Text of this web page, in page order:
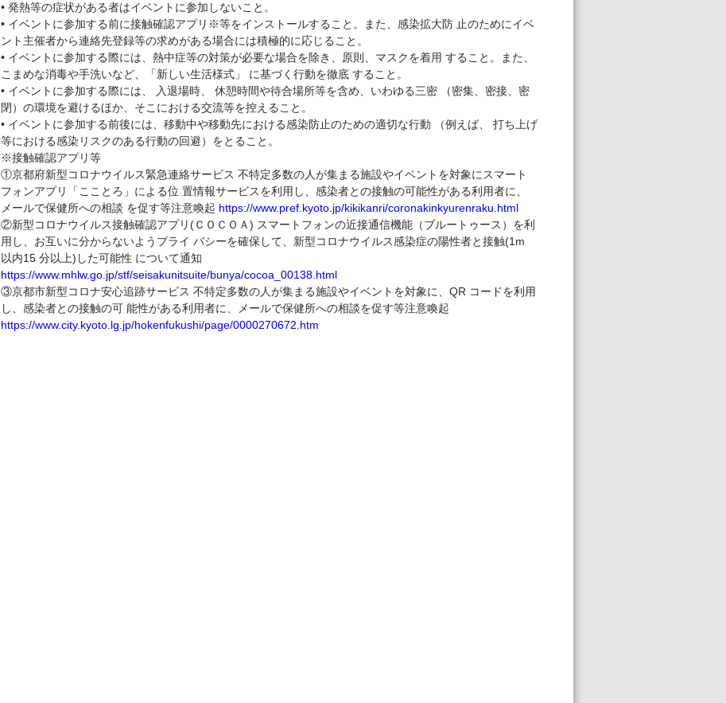
• 発熱等の症状がある者はイベントに参加しないこと。
• イベントに参加する前に接触確認アプリ※等をインストールすること。また、感染拡大防 止のためにイベ
ント主催者から連絡先登録等の求めがある場合には積極的に応じること。
• イベントに参加する際には、熱中症等の対策が必要な場合を除き、原則、マスクを着用 すること。また、
こまめな消毒や手洗いなど、「新しい生活様式」 に基づく行動を徹底 すること。
• イベントに参加する際には、 入退場時、 休憩時間や待合場所等を含め、いわゆる三密 （密集、密接、密
閉）の環境を避けるほか、そこにおける交流等を控えること。
• イベントに参加する前後には、移動中や移動先における感染防止のための適切な行動 （例えば、 打ち上げ
等における感染リスクのある行動の回避）をとること。
※接触確認アプリ等
①京都府新型コロナウイルス緊急連絡サービス 不特定多数の人が集まる施設やイベントを対象にスマート
フォンアプリ「こことろ」による位 置情報サービスを利用し、感染者との接触の可能性がある利用者に、
メールで保健所への相談 を促す等注意喚起 https://www.pref.kyoto.jp/kikikanri/coronakinkyurenraku.html
②新型コロナウイルス接触確認アプリ(ＣＯＣＯＡ) スマートフォンの近接通信機能（ブルートゥース）を利
用し、お互いに分からないようプライ バシーを確保して、新型コロナウイルス感染症の陽性者と接触(1m
以内15 分以上)した可能性 について通知
https://www.mhlw.go.jp/stf/seisakunitsuite/bunya/cocoa_00138.html
③京都市新型コロナ安心追跡サービス 不特定多数の人が集まる施設やイベントを対象に、QR コードを利用
し、感染者との接触の可 能性がある利用者に、メールで保健所への相談を促す等注意喚起
https://www.city.kyoto.lg.jp/hokenfukushi/page/0000270672.htm